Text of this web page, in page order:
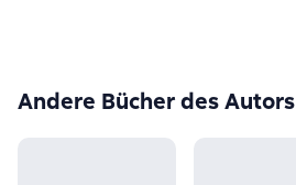
Andere Bücher des Autors